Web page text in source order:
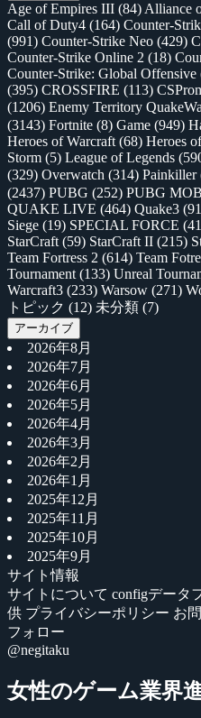
Age of Empires III (84) Alliance
Call of Duty4 (164) Counter-
(991) Counter-Strike Neo (429)
Counter-Strike Online 2 (18)
Counter-Strike: Global Offensive
(395) CROSSFIRE (113)
(1206) Enemy Territory
(3143) Fortnite (8) Game (949)
Heroes of Warcraft (68) Heroes
Storm (5) League of Legends
(329) Overwatch (314) Painkiller
(2437) PUBG (252) PUBG
QUAKE LIVE (464) Quake3
Siege (19) SPECIAL FORCE
StarCraft (59) StarCraft II (215)
Team Fortress 2 (614) Team
Tournament (133) Unreal
Warcraft3 (233) Warsow (271)
トピック (12) 未分類 (7)
アーカイブ
2026年8月
2026年7月
2026年6月
2026年5月
2026年4月
2026年3月
2026年2月
2026年1月
2025年12月
2025年11月
2025年10月
2025年9月
サイト情報
サイトについて configデータ
供 プライバシーポリシー お
フォロー
@negitaku
女性のゲーム業界